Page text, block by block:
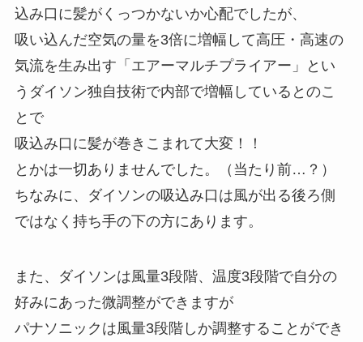
込み口に髪がくっつかないか心配でしたが、
吸い込んだ空気の量を3倍に増幅して高圧・高速の
気流を生み出す「エアーマルチプライアー」とい
うダイソン独自技術で内部で増幅しているとのこ
とで
吸込み口に髪が巻きこまれて大変！！
とかは一切ありませんでした。（当たり前…？）
ちなみに、ダイソンの吸込み口は風が出る後ろ側
ではなく持ち手の下の方にあります。
また、ダイソンは風量3段階、温度3段階で自分の
好みにあった微調整ができますが
パナソニックは風量3段階しか調整することができ